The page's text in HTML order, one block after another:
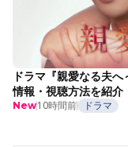
ドラマ『親愛なる夫
情報・視聴方法を紹介
New10時間前 ドラマ